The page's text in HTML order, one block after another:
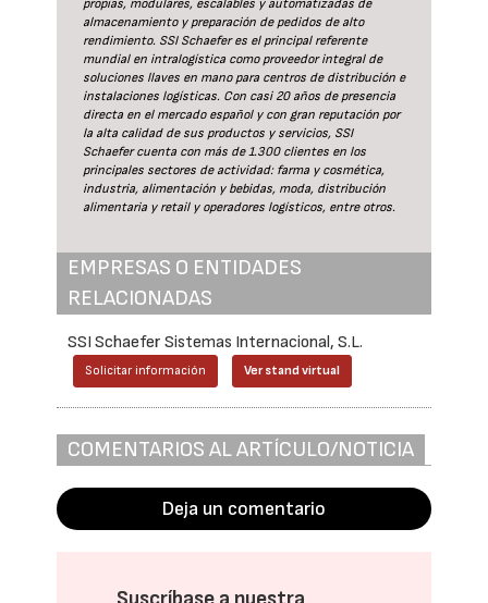
propias, modulares, escalables y automatizadas de
almacenamiento y preparación de pedidos de alto
rendimiento. SSI Schaefer es el principal referente
mundial en intralogística como proveedor integral de
soluciones llaves en mano para centros de distribución e
instalaciones logísticas. Con casi 20 años de presencia
directa en el mercado español y con gran reputación por
la alta calidad de sus productos y servicios, SSI
Schaefer cuenta con más de 1.300 clientes en los
principales sectores de actividad: farma y cosmética,
industria, alimentación y bebidas, moda, distribución
alimentaria y retail y operadores logísticos, entre otros.
EMPRESAS O ENTIDADES
RELACIONADAS
SSI Schaefer Sistemas Internacional, S.L.
Solicitar información Ver stand virtual
COMENTARIOS AL ARTÍCULO/NOTICIA
Deja un comentario